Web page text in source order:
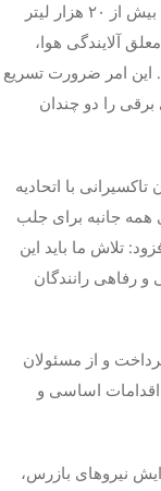
هزار تاکسی فعال در شهر تهران با مصرف سالانه بیش از ۲۰ هزار لیتر
آلایندگی هوا،
امر ضرورت تسریع
را دو چندان
با اتحادیه
همه‌ جانبه برای جلب
تلاش ما باید این
رفاهی رانندگان
و از مسئولان
اقدامات اساسی و
نیروهای بازرس،